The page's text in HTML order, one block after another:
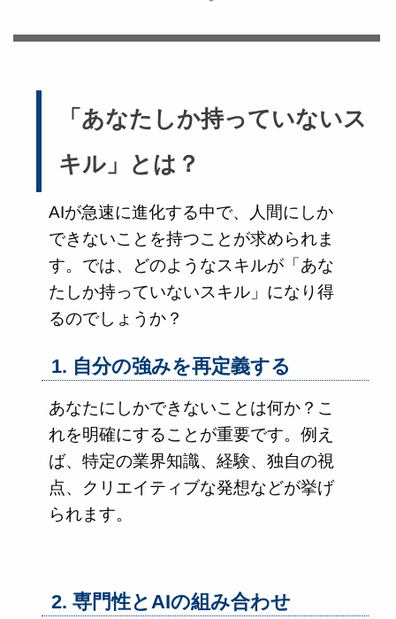
「あなたしか持っていないス
キル」とは？
AIが急速に進化する中で、人間にしか
できないことを持つことが求められま
す。では、どのようなスキルが「あな
たしか持っていないスキル」になり得
るのでしょうか？
1. 自分の強みを再定義する
あなたにしかできないことは何か？こ
れを明確にすることが重要です。例え
ば、特定の業界知識、経験、独自の視
点、クリエイティブな発想などが挙げ
られます。
2. 専門性とAIの組み合わせ